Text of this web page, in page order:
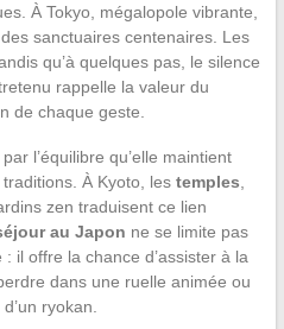
À Tokyo, mégalopole vibrante,
sanctuaires centenaires. Les
qu’à quelques pas, le silence
rappelle la valeur du
de chaque geste.
l’équilibre qu’elle maintient
À Kyoto, les temples
zen traduisent ce lien
au Japon ne se limite pas
il offre la chance d’assister à la
dans une ruelle animée ou
ryokan.